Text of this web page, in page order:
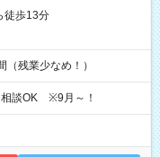
徒歩13分
残業少なめ！）
談OK ※9月～！